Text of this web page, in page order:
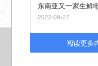
东南亚又一家生鲜
2022-09-27
阅读更多